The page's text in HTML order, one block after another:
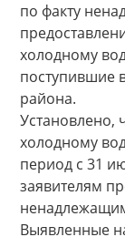
по факту
холодному
поступившие
района.
Установлено,
холодному
период с 31
заявителям
Выявленные